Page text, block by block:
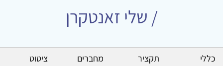
/ שלי זאנטקרן
כללי תקציר מחברים ציטוט